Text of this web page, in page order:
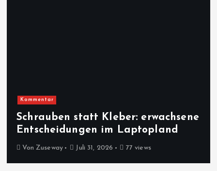
Kommentar
Schrauben statt Kleber: erwachsene
Entscheidungen im Laptopland
Von Zuseway Juli 31, 2026 77 views